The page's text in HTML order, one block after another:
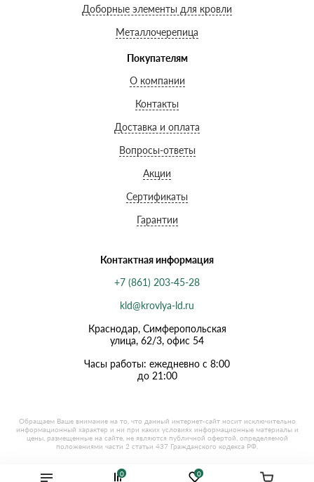
0
0
Доборные элементы для кровли
Металлочерепица
Покупателям
О компании
Контакты
Доставка и оплата
Вопросы-ответы
Акции
Сертификаты
Гарантии
Контактная информация
+7 (861) 203-45-28
kld@krovlya-ld.ru
Краснодар, Симферопольская
улица, 62/3, офис 54
Часы работы: ежедневно с 8:00
до 21:00